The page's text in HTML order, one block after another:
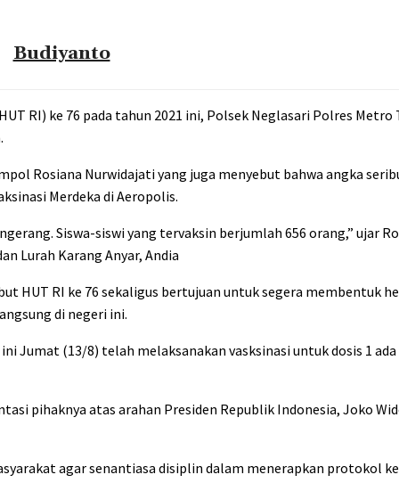
Budiyanto
RI) ke 76 pada tahun 2021 ini, Polsek Neglasari Polres
Rosiana Nurwidajati yang juga menyebut bahwa angka
Merdeka di Aeropolis.
Siswa-siswi yang tervaksin berjumlah 656 orang,” ujar
Lurah Karang Anyar, Andia
HUT RI ke 76 sekaligus bertujuan untuk segera membentuk
di negeri ini.
Jumat (13/8) telah melaksanakan vasksinasi untuk dosis 1 ada
pihaknya atas arahan Presiden Republik Indonesia, Joko
agar senantiasa disiplin dalam menerapkan protokol